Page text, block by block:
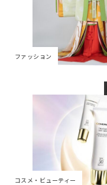
ファッション
コスメ・ビューティー